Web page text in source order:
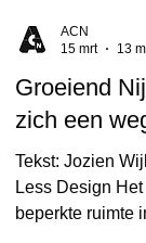
Groeiend
zich een
Tekst: Jozien
Less Design
beperkte ruimte
ACN
15 mrt
13